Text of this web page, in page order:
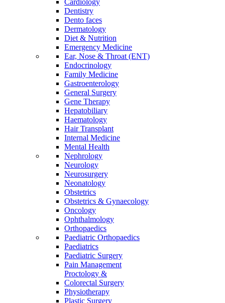
Dentistry
Dento faces
Dermatology
Diet & Nutrition
Emergency Medicine
Ear, Nose & Throat (ENT)
Endocrinology
Family Medicine
Gastroenterology
General Surgery
Gene Therapy
Hepatobiliary
Haematology
Hair Transplant
Internal Medicine
Mental Health
Nephrology
Neurology
Neurosurgery
Neonatology
Obstetrics
Obstetrics & Gynaecology
Oncology
Ophthalmology
Orthopaedics
Paediatric Orthopaedics
Paediatrics
Paediatric Surgery
Pain Management
Proctology &
Colorectal Surgery
Physiotherapy
Plastic Surgery